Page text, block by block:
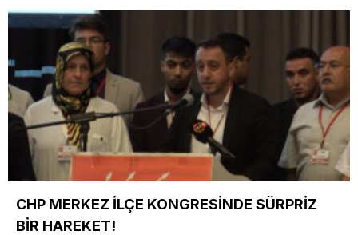
CHP MERKEZ İLÇE KONGRESİNDE SÜRPRİZ
BİR HAREKET!